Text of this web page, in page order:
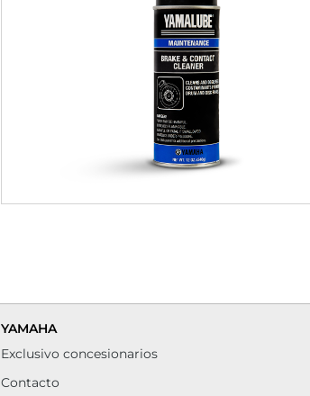
YAMAHA
Exclusivo concesionarios
Contacto